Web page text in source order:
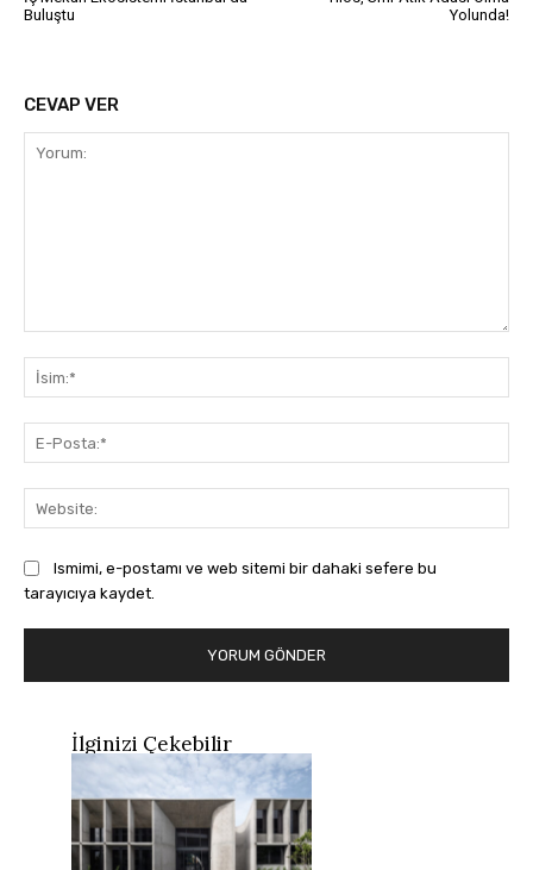
Buluştu
Yolunda!
CEVAP VER
Ismimi, e-postamı ve web sitemi bir dahaki sefere bu
tarayıcıya kaydet.
İlginizi Çekebilir